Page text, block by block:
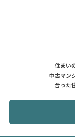
住まい
中古マン
合った